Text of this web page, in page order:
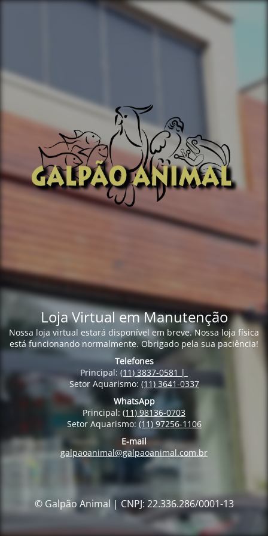
Loja Virtual em Manutenção
Nossa loja virtual estará disponível em breve. Nossa loja física
está funcionando normalmente. Obrigado pela sua paciência!
Telefones
Principal: (11) 3837-0581 |
Setor Aquarismo: (11) 3641-0337
WhatsApp
Principal: (11) 98136-0703
Setor Aquarismo: (11) 97256-1106
E-mail
galpaoanimal@galpaoanimal.com.br
© Galpão Animal | CNPJ: 22.336.286/0001-13